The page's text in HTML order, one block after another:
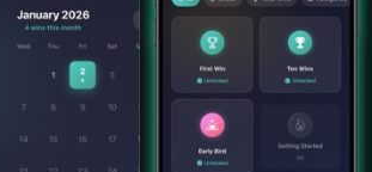
에 집중할지 알려줍니다. 맞춤 알림
지를 선택. 잠들기 전 하루를 기록하도록
구에게 보내기. 이정표를 공개적으로도